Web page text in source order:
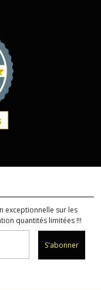
exceptionnelle sur les
quantités limitées !!!
S'abonner